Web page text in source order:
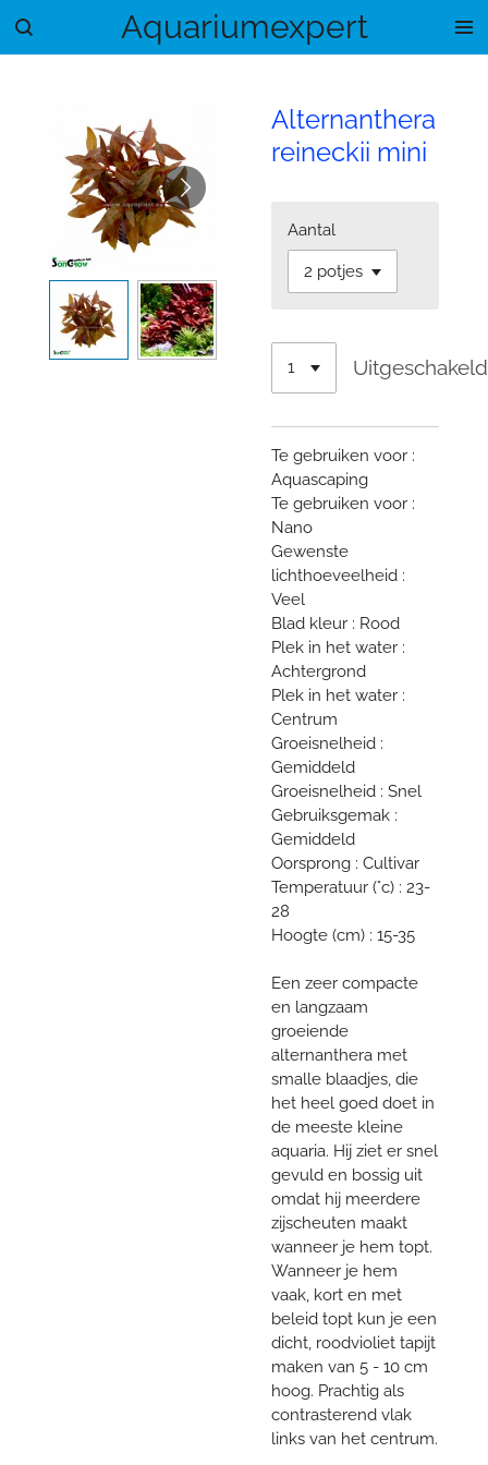
Ga
Aquariumexpert
Alternanthera
reineckii mini
Aantal
Uitgeschakeld
Te gebruiken voor :
Aquascaping
Te gebruiken voor :
Nano
Gewenste
lichthoeveelheid :
Veel
Blad kleur : Rood
Plek in het water :
Achtergrond
Plek in het water :
Centrum
Groeisnelheid :
Gemiddeld
Groeisnelheid : Snel
Gebruiksgemak :
Gemiddeld
Oorsprong : Cultivar
Temperatuur (°c) : 23-
28
Hoogte (cm) : 15-35
Een zeer compacte
en langzaam
groeiende
alternanthera met
smalle blaadjes, die
het heel goed doet in
de meeste kleine
aquaria. Hij ziet er snel
gevuld en bossig uit
omdat hij meerdere
zijscheuten maakt
wanneer je hem topt.
Wanneer je hem
vaak, kort en met
beleid topt kun je een
dicht, roodvioliet tapijt
maken van 5 - 10 cm
hoog. Prachtig als
contrasterend vlak
links van het centrum.